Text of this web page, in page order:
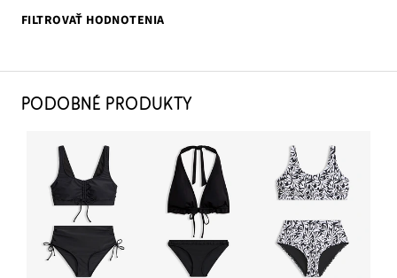
FILTROVAŤ HODNOTENIA
PODOBNÉ PRODUKTY